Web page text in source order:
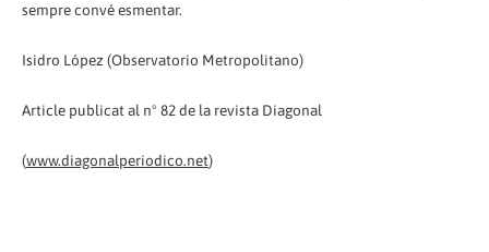
sempre convé esmentar.
Isidro López (Observatorio Metropolitano)
Article publicat al nº 82 de la revista Diagonal
(www.diagonalperiodico.net)